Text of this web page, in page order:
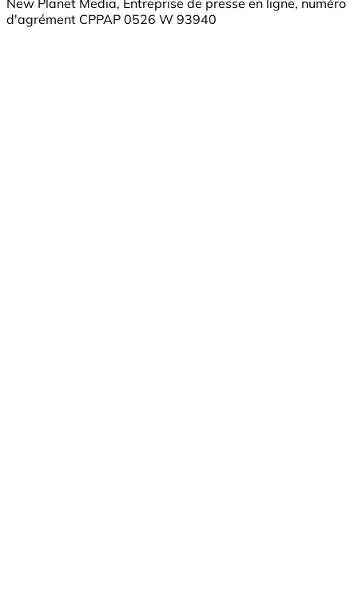
New Planet Media, Entreprise de presse en ligne, numéro
d'agrément CPPAP 0526 W 93940